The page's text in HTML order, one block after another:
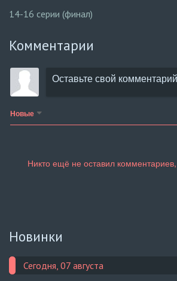
14-16 серии (финал)
Комментарии
Новые
Новинки
Сегодня, 07 августа